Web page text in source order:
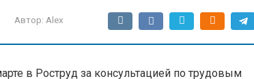
Автор: Alex
в Роструд за консультацией по трудовым